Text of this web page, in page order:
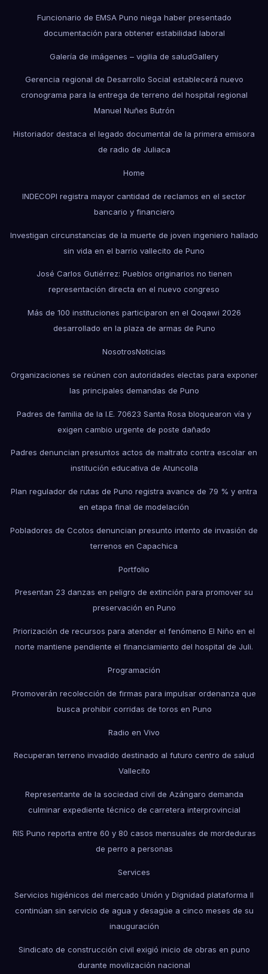
Funcionario de EMSA Puno niega haber presentado
documentación para obtener estabilidad laboral
Galería de imágenes – vigilia de saludGallery
Gerencia regional de Desarrollo Social establecerá nuevo
cronograma para la entrega de terreno del hospital regional
Manuel Nuñes Butrón
Historiador destaca el legado documental de la primera emisora
de radio de Juliaca
Home
INDECOPI registra mayor cantidad de reclamos en el sector
bancario y financiero
Investigan circunstancias de la muerte de joven ingeniero hallado
sin vida en el barrio vallecito de Puno
José Carlos Gutiérrez: Pueblos originarios no tienen
representación directa en el nuevo congreso
Más de 100 instituciones participaron en el Qoqawi 2026
desarrollado en la plaza de armas de Puno
NosotrosNoticias
Organizaciones se reúnen con autoridades electas para exponer
las principales demandas de Puno
Padres de familia de la I.E. 70623 Santa Rosa bloquearon vía y
exigen cambio urgente de poste dañado
Padres denuncian presuntos actos de maltrato contra escolar en
institución educativa de Atuncolla
Plan regulador de rutas de Puno registra avance de 79 % y entra
en etapa final de modelación
Pobladores de Ccotos denuncian presunto intento de invasión de
terrenos en Capachica
Portfolio
Presentan 23 danzas en peligro de extinción para promover su
preservación en Puno
Priorización de recursos para atender el fenómeno El Niño en el
norte mantiene pendiente el financiamiento del hospital de Juli.
Programación
Promoverán recolección de firmas para impulsar ordenanza que
busca prohibir corridas de toros en Puno
Radio en Vivo
Recuperan terreno invadido destinado al futuro centro de salud
Vallecito
Representante de la sociedad civil de Azángaro demanda
culminar expediente técnico de carretera interprovincial
RIS Puno reporta entre 60 y 80 casos mensuales de mordeduras
de perro a personas
Services
Servicios higiénicos del mercado Unión y Dignidad plataforma II
continúan sin servicio de agua y desagüe a cinco meses de su
inauguración
Sindicato de construcción civil exigió inicio de obras en puno
durante movilización nacional